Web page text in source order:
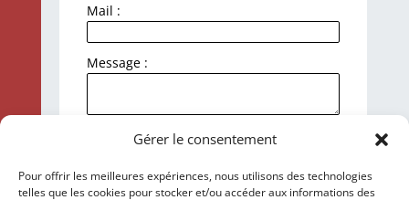
Gérer le consentement
Pour offrir les meilleures expériences, nous utilisons des technologies
telles que les cookies pour stocker et/ou accéder aux informations des
Mail :
Message :
J'accepte la politique de
données personnelles.
Envoyer